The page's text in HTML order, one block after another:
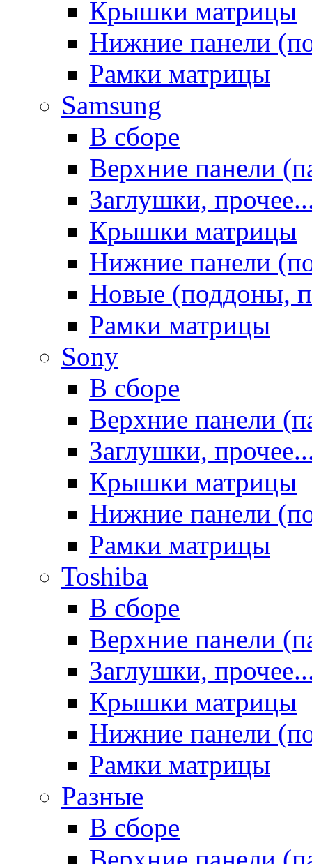
Крышки матрицы
Нижние панели
Рамки матрицы
Samsung
В сборе
Верхние панели
Заглушки,
Крышки матрицы
Нижние панели
Новые (поддоны,
Рамки матрицы
Sony
В сборе
Верхние панели
Заглушки,
Крышки матрицы
Нижние панели
Рамки матрицы
Toshiba
В сборе
Верхние панели
Заглушки,
Крышки матрицы
Нижние панели
Рамки матрицы
Разные
В сборе